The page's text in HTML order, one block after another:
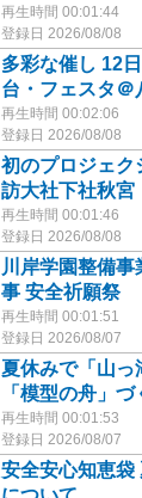
再生時間 00:01:44
登録日 2026/08/08
多彩な催し 12
台・フェスタ＠
再生時間 00:02:06
登録日 2026/08/08
初のプロジェ
訪大社下社秋宮
再生時間 00:01:46
登録日 2026/08/08
川岸学園整備
事 安全祈願祭
再生時間 00:01:51
登録日 2026/08/07
夏休みで「山っ
「模型の舟」づ
再生時間 00:01:53
登録日 2026/08/07
安全安心知恵袋